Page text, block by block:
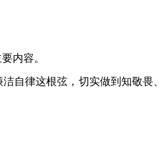
内容。
自律这根弦，切实做到知敬畏、